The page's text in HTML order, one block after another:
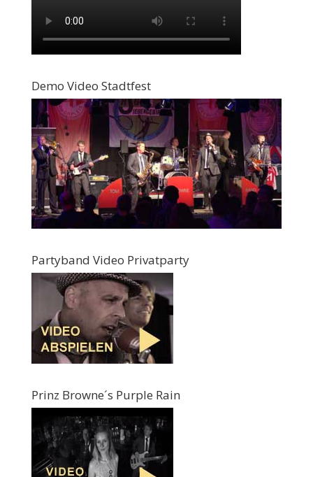
Demo Video Stadtfest
Partyband Video Privatparty
Prinz Browne´s Purple Rain